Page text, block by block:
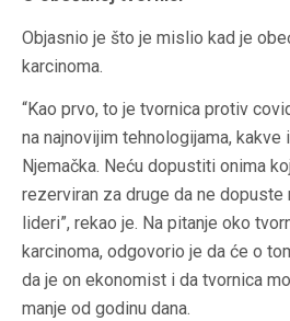
Objasnio je što je mislio kad je
karcinoma.
“Kao prvo, to je tvornica protiv
na najnovijim tehnologijama, kakve
Njemačka. Neću dopustiti onima
rezerviran za druge da ne dopuste
lideri”, rekao je. Na pitanje oko
karcinoma, odgovorio je da će o
da je on ekonomist i da tvornica
manje od godinu dana.